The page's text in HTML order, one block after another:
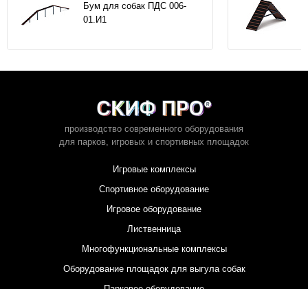
Бум для собак ПДС 006-
01.И1
производство современного оборудования
для парков, игровых и спортивных площадок
Игровые комплексы
Спортивное оборудование
Игровое оборудование
Лиственница
Многофункциональные комплексы
Оборудование площадок для выгула собак